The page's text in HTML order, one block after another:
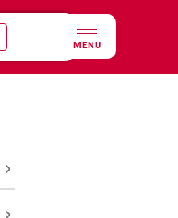
MENU